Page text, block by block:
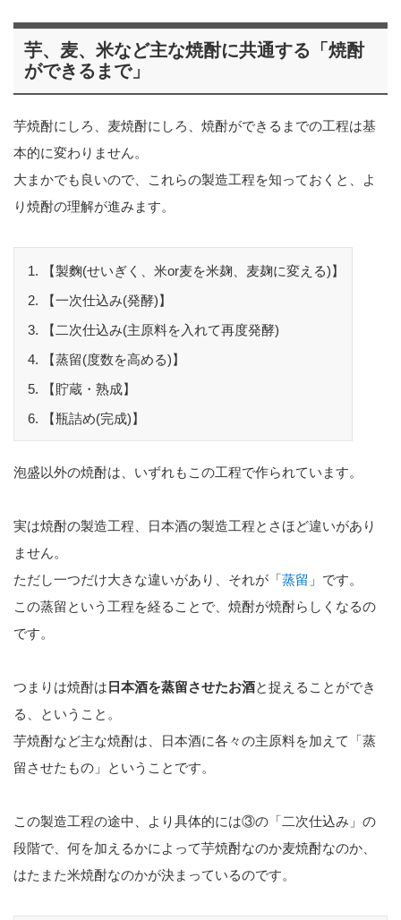
芋、麦、米など主な焼酎に共通する「焼酎
ができるまで」
芋焼酎にしろ、麦焼酎にしろ、焼酎ができるまでの工程は基
本的に変わりません。
大まかでも良いので、これらの製造工程を知っておくと、よ
り焼酎の理解が進みます。
【製麴(せいぎく、米or麦を米麹、麦麹に変える)】
【一次仕込み(発酵)】
【二次仕込み(主原料を入れて再度発酵)
【蒸留(度数を高める)】
【貯蔵・熟成】
【瓶詰め(完成)】
泡盛以外の焼酎は、いずれもこの工程で作られています。
実は焼酎の製造工程、日本酒の製造工程とさほど違いがあり
ません。
ただし一つだけ大きな違いがあり、それが「蒸留 」です。
この蒸留という工程を経ることで、焼酎が焼酎らしくなるの
です。
つまりは焼酎は 日本酒を蒸留させたお酒と捉えることができ
る、ということ。
芋焼酎など主な焼酎は、日本酒に各々の主原料を加えて「蒸
留させたもの」ということです。
この製造工程の途中、より具体的には③の「二次仕込み」の
段階で、何を加えるかによって芋焼酎なのか麦焼酎なのか、
はたまた米焼酎なのかが決まっているのです。